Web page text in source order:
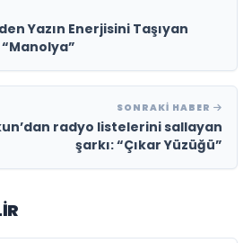
Yazın Enerjisini Taşıyan
SONRAKI HABER
radyo listelerini sallayan
şarkı: “Çıkar Yüzüğü”